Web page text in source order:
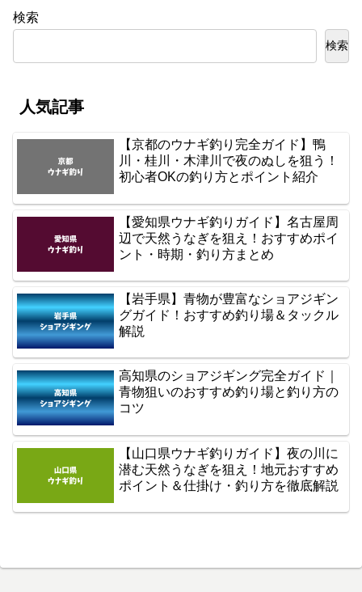
検索
検索
人気記事
【京都のウナギ釣り完全ガイド】鴨
川・桂川・木津川で夜のぬしを狙う！
初心者OKの釣り方とポイント紹介
【愛知県ウナギ釣りガイド】名古屋周
辺で天然うなぎを狙え！おすすめポイ
ント・時期・釣り方まとめ
【岩手県】青物が豊富なショアジギン
グガイド！おすすめ釣り場＆タックル
解説
高知県のショアジギング完全ガイド｜
青物狙いのおすすめ釣り場と釣り方の
コツ
【山口県ウナギ釣りガイド】夜の川に
潜む天然うなぎを狙え！地元おすすめ
ポイント＆仕掛け・釣り方を徹底解説